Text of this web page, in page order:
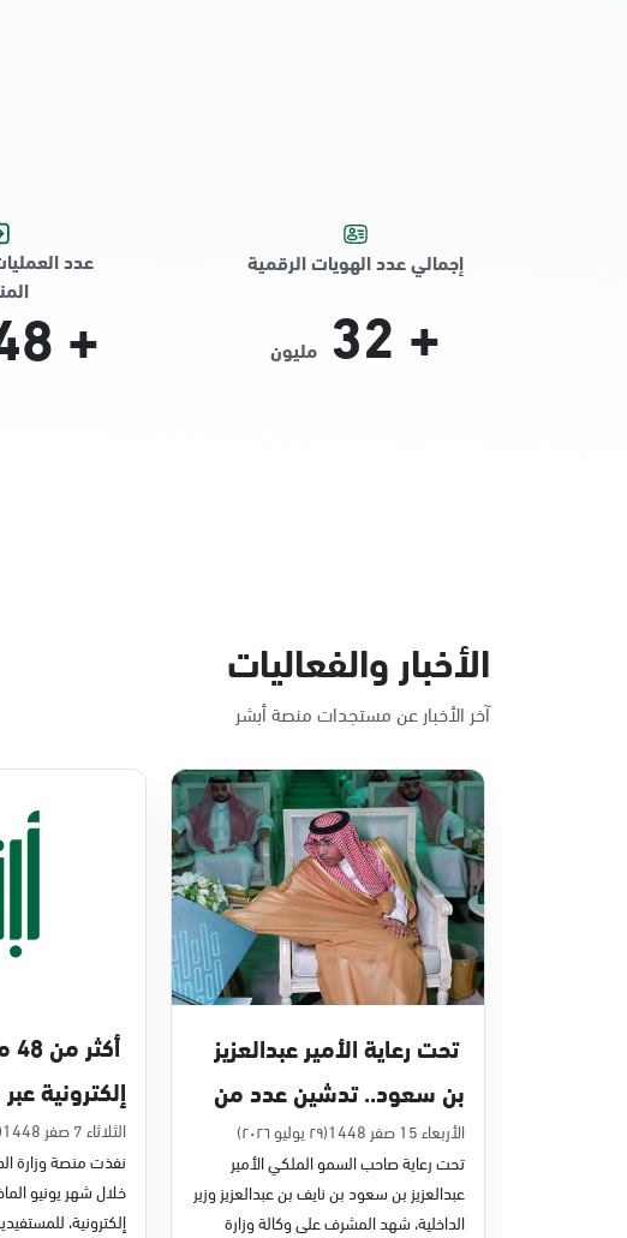
إجمالي عدد الهويات الرقمية
+
32 مليون
عدد
+
الأخبار والفعاليات
آخر الأخبار عن مستجدات منصة أبشر
تحت رعاية الأمير عبدالعزيز
بن سعود.. تدشين عدد من
مشاريع التحول الرقمي
والخدمات الإلكترونية
للأحوال المدنية
الأربعاء 15 صفر 1448
(٢٩ يوليو ٢٠٢٦)
تحت رعاية صاحب السمو الملكي الأمير
عبدالعزيز بن سعود بن نايف بن عبدالعزيز وزير
الداخلية، شهد المشرف على وكالة وزارة
إلكترونية
في يونيو 2026م
الثلاثاء 7 صفر 1448
(٢١
نفذت منصة وزارة
إلكترونية،